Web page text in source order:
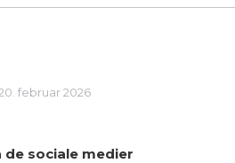
februar 2026
de sociale medier